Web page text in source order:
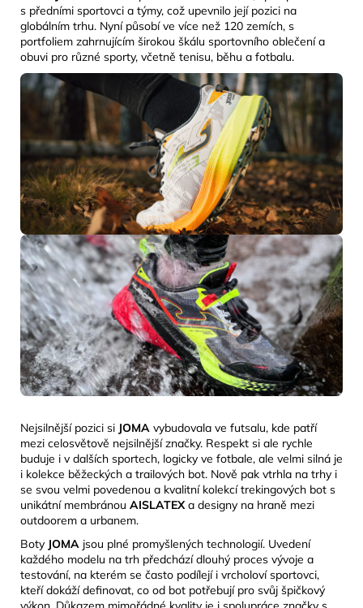
s předními sportovci a týmy, což upevnilo její pozici na
globálním trhu. Nyní působí ve více než 120 zemích, s
portfoliem zahrnujícím širokou škálu sportovního oblečení a
obuvi pro různé sporty, včetně tenisu, běhu a fotbalu.
Nejsilnější pozici si JOMA vybudovala ve futsalu, kde patří
mezi celosvětově nejsilnější značky. Respekt si ale rychle
buduje i v dalších sportech, logicky ve fotbale, ale velmi silná je
i kolekce běžeckých a trailových bot. Nově pak vtrhla na trhy i
se svou velmi povedenou a kvalitní kolekcí trekingových bot s
unikátní membránou AISLATEXa designy na hraně mezi
outdoorem a urbanem.
Boty JOMA jsou plné promyšlených technologií. Uvedení
každého modelu na trh předchází dlouhý proces vývoje a
testování, na kterém se často podílejí i vrcholoví sportovci,
kteří dokáží definovat, co od bot potřebují pro svůj špičkový